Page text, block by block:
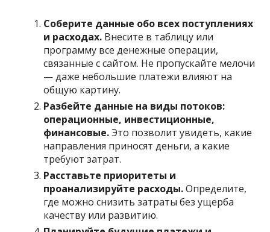
Соберите данные обо всех поступлениях
и расходах. Внесите в таблицу или
программу все денежные операции,
связанные с сайтом. Не пропускайте мелочи
— даже небольшие платежи влияют на
общую картину.
Разбейте данные на виды потоков:
операционные, инвестиционные,
финансовые.Это позволит увидеть, какие
направления приносят деньги, а какие
требуют затрат.
Расставьте приоритеты и
проанализируйте расходы.Определите,
где можно снизить затраты без ущерба
качеству или развитию.